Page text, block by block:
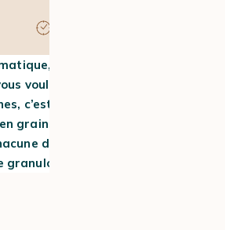
cafetière à piston, cafetière
voulez vous faire couler un café
c’est un réflexe : vous allez devoir
grains au préalable. Mais saviez-
de ces méthodes d’extraction
granulométrie bien précise ?